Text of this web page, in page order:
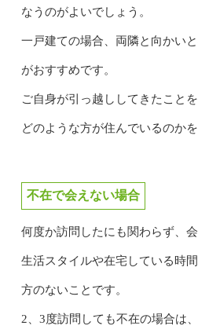
なうのがよいでしょう。
一戸建ての場合、両隣と向かい
がおすすめです。
ご自身が引っ越ししてきたこと
どのような方が住んでいるのか
不在で会えない場合
何度か訪問したにも関わらず、
生活スタイルや在宅している時
方のないことです。
2、3度訪問しても不在の場合は